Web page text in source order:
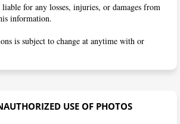
for any losses, injuries, or damages from
information.
is subject to change at anytime with or
USE OF PHOTOS